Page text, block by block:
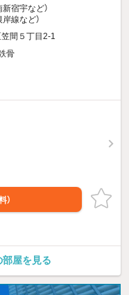
新宿宇など）
岸線など）
間５丁目2-1
骨
）
屋を見る